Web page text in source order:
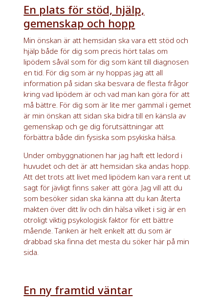
En plats för stöd, hjälp,
gemenskap och hopp
Min önskan är att hemsidan ska vara ett stöd och
hjälp både för dig som precis hört talas om
lipödem såväl som för dig som känt till diagnosen
en tid. För dig som är ny hoppas jag att all
information på sidan ska besvara de flesta frågor
kring vad lipödem är och vad man kan göra för att
må bättre. För dig som är lite mer gammal i gemet
är min önskan att sidan ska bidra till en känsla av
gemenskap och ge dig förutsättningar att
förbättra både din fysiska som psykiska hälsa.
Under ombyggnationen har jag haft ett ledord i
huvudet och det är att hemsidan ska andas hopp.
Att det trots att livet med lipödem kan vara rent ut
sagt för jävligt finns saker att göra. Jag vill att du
som besöker sidan ska känna att du kan återta
makten över ditt liv och din hälsa vilket i sig är en
otroligt viktig psykologisk faktor för ett bättre
mående. Tanken är helt enkelt att du som är
drabbad ska finna det mesta du söker här på min
sida.
En ny framtid väntar